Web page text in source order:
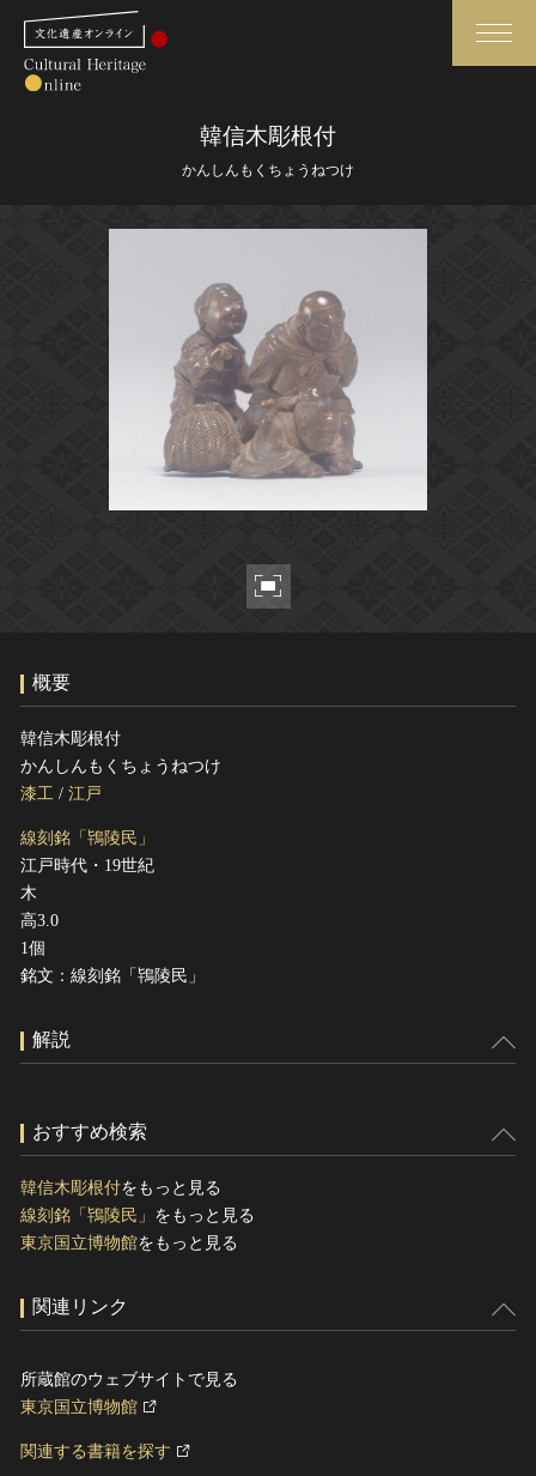
さらに詳細検索
世界遺産と無形文化遺産
全国の美術館・博物館
媒体資料・関連記事等
博物館、美術館の皆さまへ
文化庁よりご挨拶
今月のみどころ
お知らせ一覧
このサイトについて
サイトのご意見はこちら
文化遺産データベース
韓信木彫根付
かんしんもくちょうねつけ
概要
韓信木彫根付
かんしんもくちょうねつけ
漆工 / 江戸
線刻銘「鴇陵民」
江戸時代・19世紀
木
高3.0
1個
銘文：線刻銘「鴇陵民」
解説
おすすめ検索
韓信木彫根付をもっと見る
線刻銘「鴇陵民」 をもっと見る
東京国立博物館をもっと見る
関連リンク
所蔵館のウェブサイトで見る
東京国立博物館
関連する書籍を探す